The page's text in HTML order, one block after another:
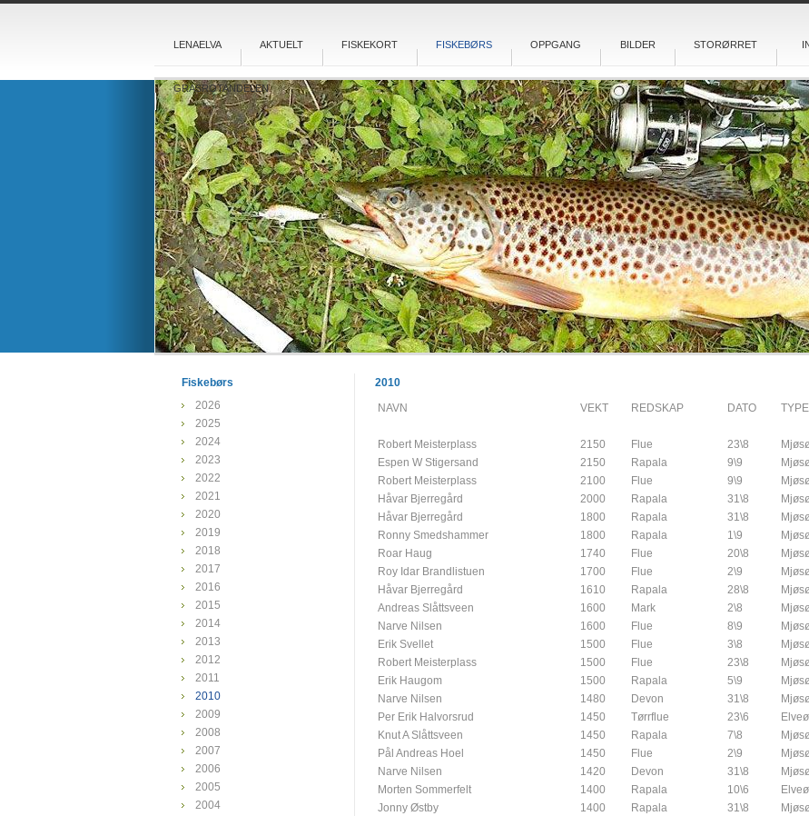
LENAELVA AKTUELT FISKEKORT FISKEBØRS OPPGANG BILDER STORØRRET
GRASROTANDELEN
Fiskebørs
2026
2025
2024
2023
2022
2021
2020
2019
2018
2017
2016
2015
2014
2013
2012
2011
2010
2009
2008
2007
2006
2005
2004
2010
NAVN
VEKT REDSKAP DATO
Robert Meisterplass 2150 Flue 23\8
Espen W Stigersand
2150 Rapala 9\9
Robert Meisterplass
2100 Flue 9\9
Håvar Bjerregård
2000 Rapala 31\8
Håvar Bjerregård
1800 Rapala 31\8
Ronny Smedshammer
1800 Rapala 1\9
Roar Haug
1740 Flue 20\8
Roy Idar Brandlistuen
1700 Flue 2\9
Håvar Bjerregård
1610 Rapala 28\8
Andreas Slåttsveen
1600 Mark 2\8
Narve Nilsen
1600 Flue 8\9
Erik Svellet
1500 Flue 3\8
Robert Meisterplass
1500 Flue 23\8
Erik Haugom
1500 Rapala 5\9
Narve Nilsen
1480 Devon 31\8
Per Erik Halvorsrud
1450 Tørrflue 23\6
Knut A Slåttsveen
1450 Rapala 7\8
Pål Andreas Hoel
1450 Flue 2\9
Narve Nilsen
1420 Devon 31\8
Morten Sommerfelt
1400 Rapala 10\6
Jonny Østby
1400 Rapala 31\8